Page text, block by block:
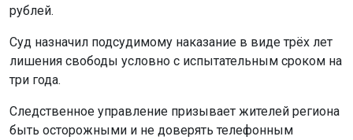
рублей.
Суд назначил подсудимому наказание в виде трёх лет
лишения свободы условно с испытательным сроком на
три года.
Следственное управление призывает жителей региона
быть осторожными и не доверять телефонным